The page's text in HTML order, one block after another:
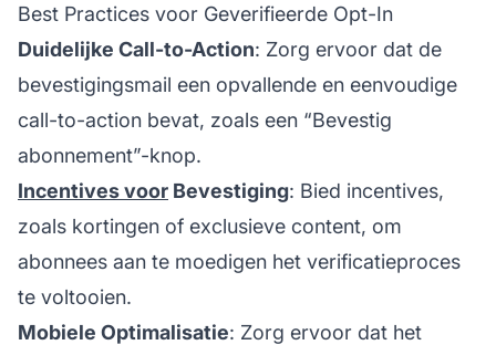
Best Practices voor Geverifieerde Opt-In
Duidelijke Call-to-Action: Zorg ervoor dat de
bevestigingsmail een opvallende en eenvoudige
call-to-action bevat, zoals een “Bevestig
abonnement”-knop.
Incentives voor Bevestiging: Bied incentives,
zoals kortingen of exclusieve content, om
abonnees aan te moedigen het verificatieproces
te voltooien.
Mobiele Optimalisatie: Zorg ervoor dat het